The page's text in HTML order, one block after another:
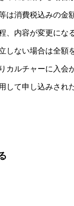
消費税込みの金
内容が変更にな
ない場合は全額
ルチャーに入会
て申し込みされ